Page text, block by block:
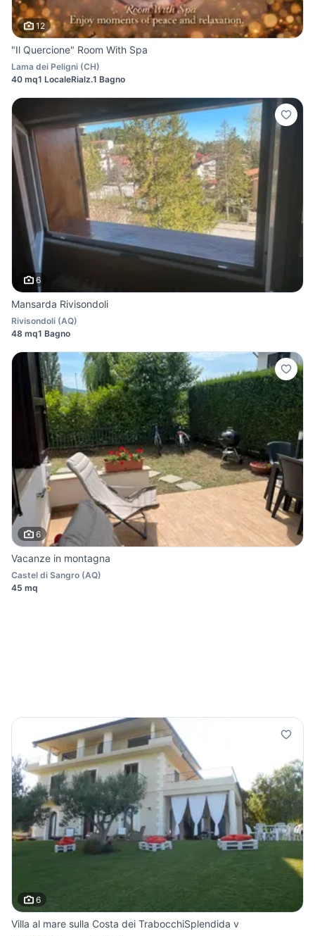
12
"Il Quercione" Room With Spa
Lama dei Peligni (CH)
40 mq1 LocaleRialz.1 Bagno
6
Mansarda Rivisondoli
Rivisondoli (AQ)
48 mq1 Bagno
6
Vacanze in montagna
Castel di Sangro (AQ)
45 mq
6
Villa al mare sulla Costa dei TrabocchiSplendida v